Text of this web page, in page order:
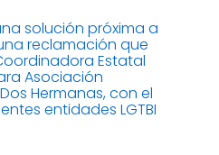
solución próxima a
reclamación que
Estatal
Asociación
Hermanas, con el
entidades LGTBI